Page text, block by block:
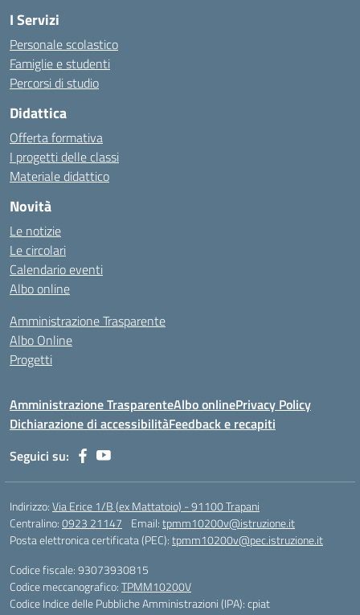
I Servizi
Personale scolastico
Famiglie e studenti
Percorsi di studio
Didattica
Offerta formativa
I progetti delle classi
Materiale didattico
Novità
Le notizie
Le circolari
Calendario eventi
Albo online
Amministrazione Trasparente
Albo Online
Progetti
Amministrazione TrasparenteAlbo onlinePrivacy Policy
Dichiarazione di accessibilitàFeedback e recapiti
Seguici su:
Indirizzo:Via Erice 1/B (ex Mattatoio) - 91100 Trapani
Centralino:0923 21147 Email:tpmm10200v@istruzione.it
Posta elettronica certificata (PEC):tpmm10200v@pec.istruzione.it
Codice fiscale: 93073930815
Codice meccanografico:TPMM10200V
Codice Indice delle Pubbliche Amministrazioni (IPA): cpiat